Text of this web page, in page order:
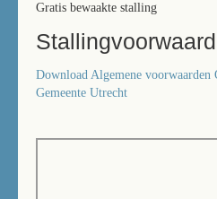
Gratis bewaakte stalling
Download Algemene voorwaarden
Gemeente Utrecht